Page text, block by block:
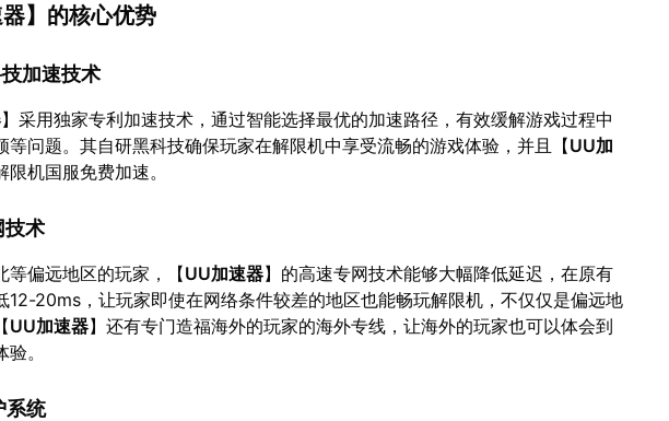
】的核心优势
加速技术
】采用独家专利加速技术，通过智能选择最优的加速路径，有效缓解游戏过程中
等问题。其自研黑科技确保玩家在解限机中享受流畅的游戏体验，并且【UU加
限机国服免费加速。
技术
等偏远地区的玩家，【UU加速器】的高速专网技术能够大幅降低延迟，在原有
12-20ms，让玩家即使在网络条件较差的地区也能畅玩解限机，不仅仅是偏远地
UU加速器】还有专门造福海外的玩家的海外专线，让海外的玩家也可以体会到
。
系统